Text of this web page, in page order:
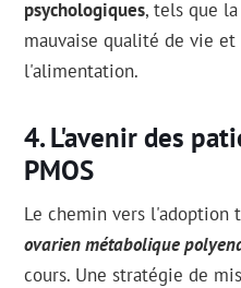
psychologiques, tels que
mauvaise qualité de vie
l'alimentation.
L'avenir des
PMOS
Le chemin vers
ovarien métabolique
cours. Une stratégie de